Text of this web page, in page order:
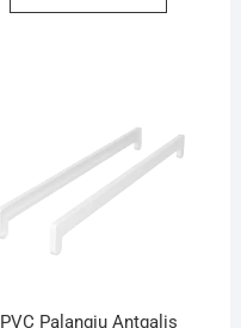
PVC Palangių Antgalis